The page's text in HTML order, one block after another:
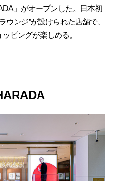
」がオープンした。日本初
ウンジ”が設けられた店舗で、
ピングが楽しめる。